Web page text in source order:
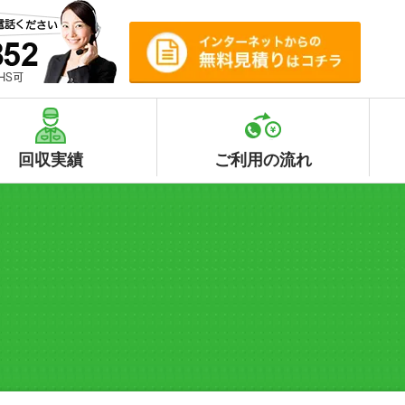
回収実績 ご利用の流れ